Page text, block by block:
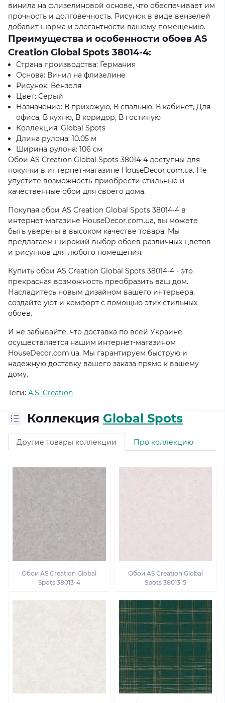
винила на флизелиновой основе, что обеспечивает им
прочность и долговечность. Рисунок в виде вензелей
добавит шарма и элегантности вашему помещению.
Преимущества и особенности обоев AS
Creation Global Spots 38014-4:
Страна производства: Германия
Основа: Винил на флизелине
Рисунок: Вензеля
Цвет: Серый
Назначение: В прихожую, В спальню, В кабинет, Для
офиса, В кухню, В коридор, В гостиную
Коллекция: Global Spots
Длина рулона: 10.05 м
Ширина рулона: 106 см
Обои AS Creation Global Spots 38014-4 доступны для
покупки в интернет-магазине HouseDecor.com.ua. Не
упустите возможность приобрести стильные и
качественные обои для своего дома.
Покупая обои AS Creation Global Spots 38014-4 в
интернет-магазине HouseDecor.com.ua, вы можете
быть уверены в высоком качестве товара. Мы
предлагаем широкий выбор обоев различных цветов
и рисунков для любого помещения.
Купить обои AS Creation Global Spots 38014-4 - это
прекрасная возможность преобразить ваш дом.
Насладитесь новым дизайном вашего интерьера,
создайте уют и комфорт с помощью этих стильных
обоев.
И не забывайте, что доставка по всей Украине
осуществляется нашим интернет-магазином
HouseDecor.com.ua. Мы гарантируем быструю и
надежную доставку вашего заказа прямо к вашему
дому.
Теги: A.S. Creation
Коллекция Global Spots
Другие товары коллекции Про коллекцию
Обои AS Creation Global
Spots 38013-4
Обои AS Creation Global
Spots 38013-5